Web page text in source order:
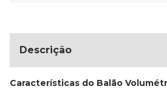
Descrição
Características do Balão